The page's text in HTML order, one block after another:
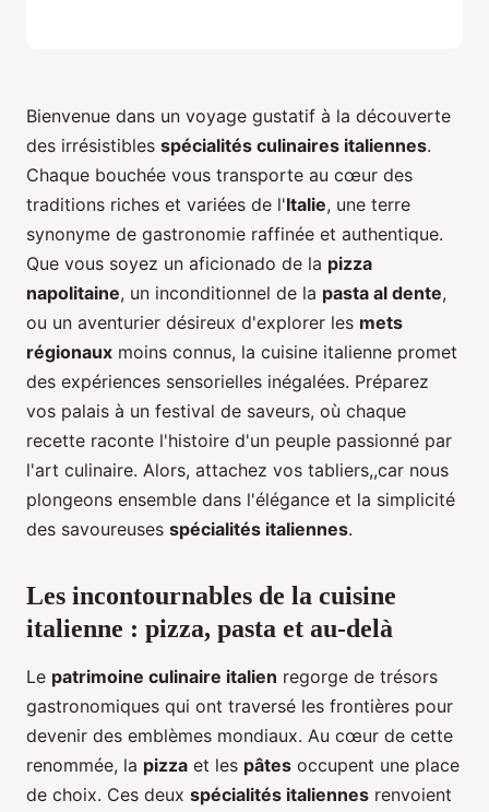
Bienvenue dans un voyage gustatif à la découverte
des irrésistibles spécialités culinaires italiennes.
Chaque bouchée vous transporte au cœur des
traditions riches et variées de l'Italie, une terre
synonyme de gastronomie raffinée et authentique.
Que vous soyez un aficionado de la pizza
napolitaine, un inconditionnel de la pasta al dente,
ou un aventurier désireux d'explorer les mets
régionaux moins connus, la cuisine italienne promet
des expériences sensorielles inégalées. Préparez
vos palais à un festival de saveurs, où chaque
recette raconte l'histoire d'un peuple passionné par
l'art culinaire. Alors, attachez vos tabliers,,car nous
plongeons ensemble dans l'élégance et la simplicité
des savoureuses spécialités italiennes.
Les incontournables de la cuisine
italienne : pizza, pasta et au-delà
Le patrimoine culinaire italien regorge de trésors
gastronomiques qui ont traversé les frontières pour
devenir des emblèmes mondiaux. Au cœur de cette
renommée, la pizza et les pâtes occupent une place
de choix. Ces deux spécialités italiennes renvoient